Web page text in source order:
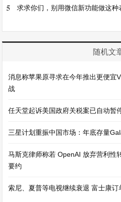
5 求求你们，别用微信新功能做这种
随机文
消息称苹果原寻求在今年推出更便宜
战
任天堂起诉美国政府关税案已自动暂
三星计划重振中国市场：年底存量
马斯克律师称若 OpenAI 放弃营利性
要约
索尼、夏普等电视继续衰退 富士康